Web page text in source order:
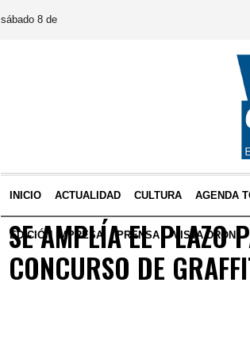
sábado 8 de
INICIO ACTUALIDAD CULTURA AGENDA
EDICIÓN IMPRESA PRENSA VISTA DRON
SE AMPLÍA EL PLAZO
CONCURSO DE